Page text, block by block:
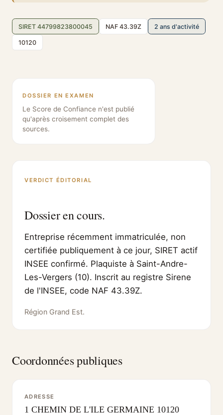
SIRET 44799823800045 NAF 43.39Z 2 ans d'activité
10120
DOSSIER EN EXAMEN
Le Score de Confiance n'est publié
qu'après croisement complet des
sources.
VERDICT ÉDITORIAL
Dossier en cours.
Entreprise récemment immatriculée, non
certifiée publiquement à ce jour, SIRET actif
INSEE confirmé. Plaquiste à Saint-Andre-
Les-Vergers (10). Inscrit au registre Sirene
de l'INSEE, code NAF 43.39Z.
Région Grand Est.
Coordonnées publiques
ADRESSE
1 CHEMIN DE L'ILE GERMAINE 10120